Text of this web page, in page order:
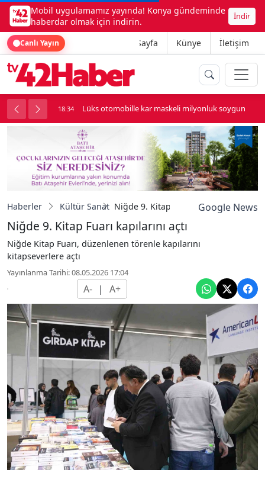
Mobil uygulamamız yayında! Konya gündeminde
haberdar olmak için indirin.
İndir
Canlı Yayın Ana Sayfa Künye İletişim
kavga çıktı 18:34 Lüks otomobille kar maskeli milyonluk soygun
Haberler Kültür Sanat Niğde 9. Kitap Fuarı kapılarını açtı
Google News
Niğde 9. Kitap Fuarı kapılarını açtı
Niğde Kitap Fuarı, düzenlenen törenle kapılarını
kitapseverlere açtı
Yayınlanma Tarihi: 08.05.2026 17:04
A- | A+